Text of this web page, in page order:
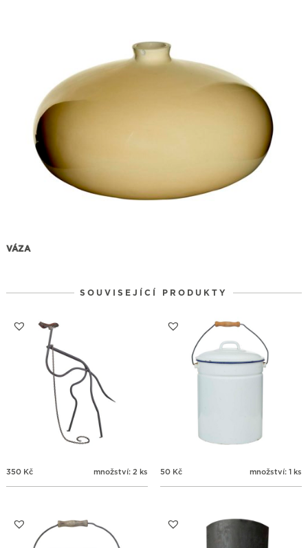
VÁZA
SOUVISEJÍCÍ PRODUKTY
350 Kč množství: 2 ks 50 Kč množství: 1 ks